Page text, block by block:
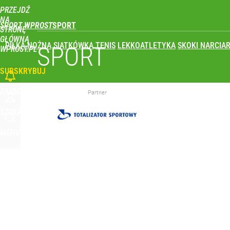
PRZEJDŹ
NA
STRONĘ
GŁÓWNĄ
WPROST.PL
SPORT WPROST
PIŁKA NOŻNA SIATKÓWKA TENIS LEKKOATLETYKA SKOKI
SUBSKRYBUJSPORT
Partner